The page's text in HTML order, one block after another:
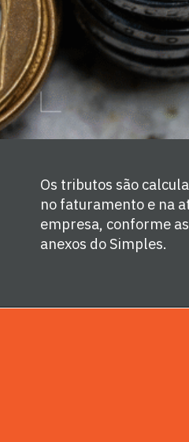
Os tributos são
no faturamento e na
empresa, conforme
anexos do Simples.